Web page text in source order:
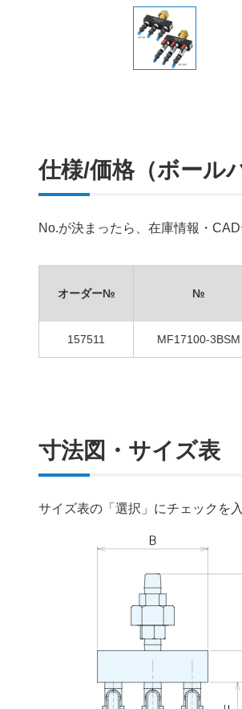
仕様/価格（ボール
No.が決まったら、在庫情報・
オーダー№ №
157511 MF17100-3BSM
寸法図・サイズ表
サイズ表の「選択」にチェックを